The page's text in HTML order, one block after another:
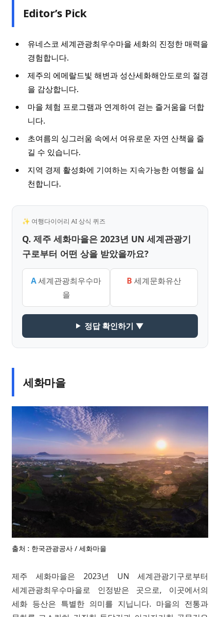
Editor’s Pick
유네스코 세계관광최우수마을 세화의 진정한 매력을
경험합니다.
제주의 에메랄드빛 해변과 성산세화해안도로의 절경
을 감상합니다.
마을 체험 프로그램과 연계하여 걷는 즐거움을 더합
니다.
초여름의 싱그러움 속에서 여유로운 자연 산책을 즐
길 수 있습니다.
지역 경제 활성화에 기여하는 지속가능한 여행을 실
천합니다.
✨ 여행다이어리 AI 상식 퀴즈
Q. 제주 세화마을은 2023년 UN 세계관광기
구로부터 어떤 상을 받았을까요?
A세계관광최우수마
을
B 세계문화유산
정답 확인하기 ▼
세화마을
출처 : 한국관광공사 / 세화마을
제주 세화마을은 2023년 UN 세계관광기구로부터
세계관광최우수마을로 인정받은 곳으로, 이곳에서의
세화 등산은 특별한 의미를 지닙니다. 마을의 전통과